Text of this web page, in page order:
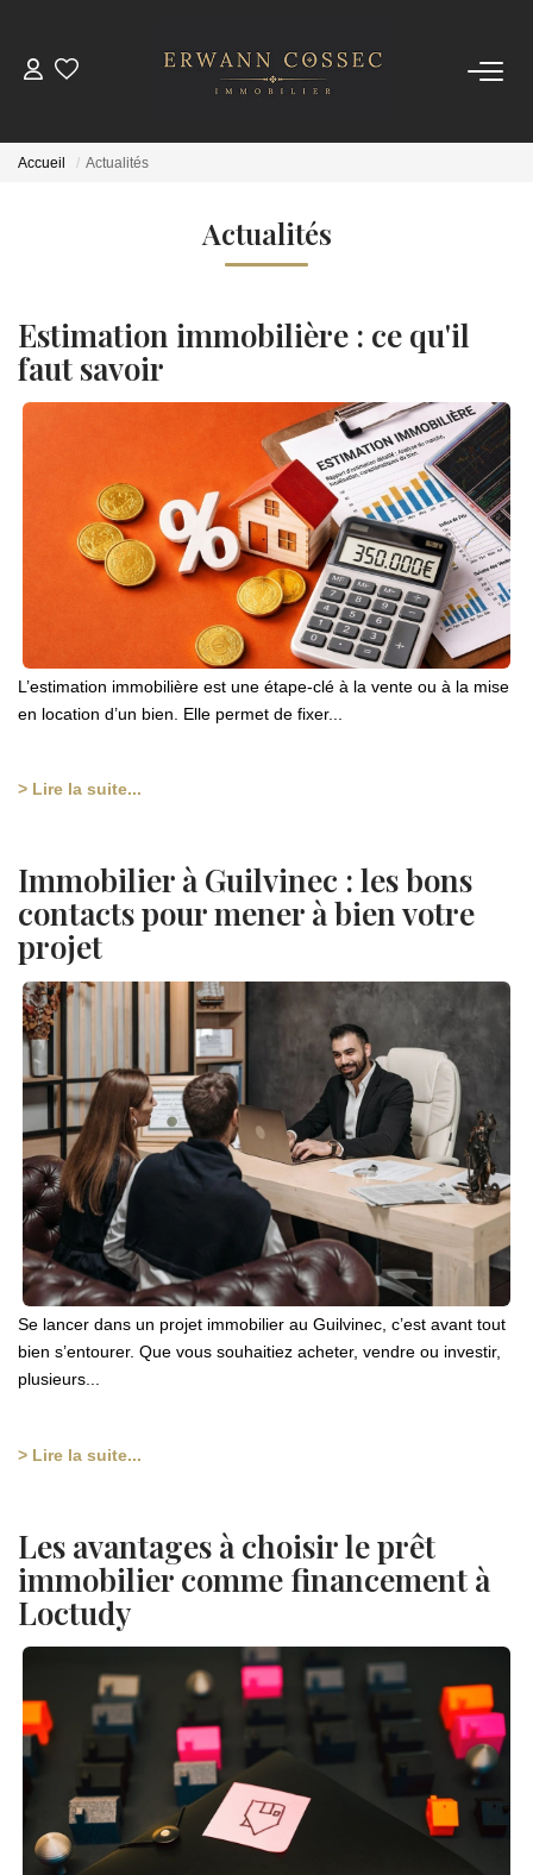
ESTIMER
NOTRE AGENCE
Nos Actualités
CONTACT
Accueil Actualités
Actualités
Estimation immobilière : ce qu'il
faut savoir
L’estimation immobilière est une étape-clé à la vente ou à la mise
en location d’un bien. Elle permet de fixer...
> Lire la suite...
Immobilier à Guilvinec : les bons
contacts pour mener à bien votre
projet
Se lancer dans un projet immobilier au Guilvinec, c’est avant tout
bien s’entourer. Que vous souhaitiez acheter, vendre ou investir,
plusieurs...
> Lire la suite...
Les avantages à choisir le prêt
immobilier comme financement à
Loctudy